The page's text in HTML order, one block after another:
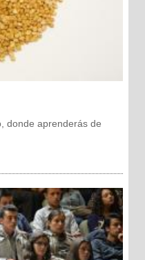
donde aprenderás de